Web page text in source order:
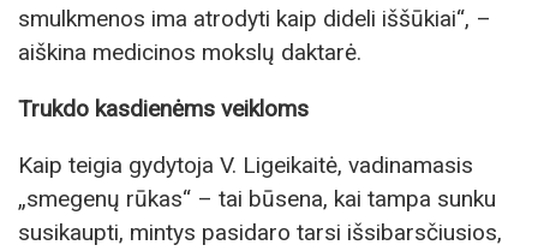
smulkmenos ima atrodyti kaip dideli iššūkiai“, –
aiškina medicinos mokslų daktarė.
Trukdo kasdienėms veikloms
Kaip teigia gydytoja V. Ligeikaitė, vadinamasis
„smegenų rūkas“ – tai būsena, kai tampa sunku
susikaupti, mintys pasidaro tarsi išsibarsčiusios,